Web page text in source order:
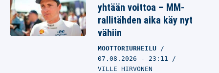
yhtään voittoa – MM-
rallitähden aika käy nyt
vähiin
MOOTTORIURHEILU
07.08.2026 - 23:11
VILLE HIRVONEN